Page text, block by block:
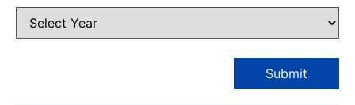
Submit